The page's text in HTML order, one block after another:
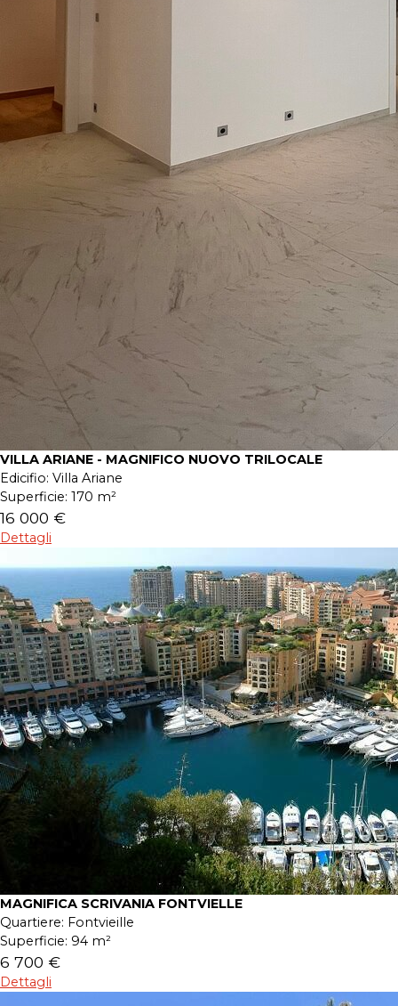
VILLA ARIANE - MAGNIFICO NUOVO TRILOCALE
Edicifio: Villa Ariane
Superficie: 170 m²
16 000 €
Dettagli
MAGNIFICA SCRIVANIA FONTVIELLE
Quartiere: Fontvieille
Superficie: 94 m²
6 700 €
Dettagli